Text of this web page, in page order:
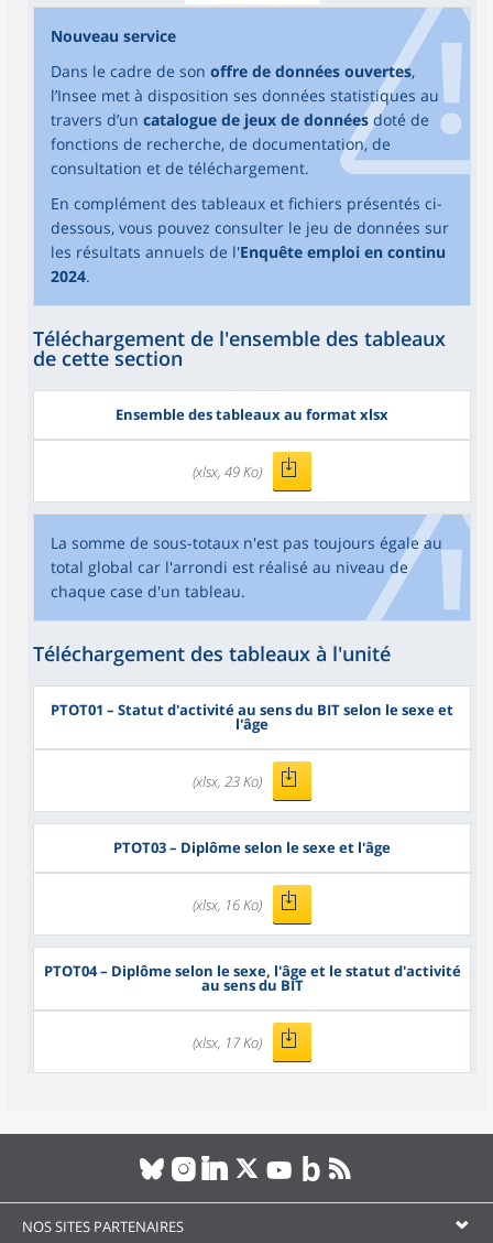
Nouveau service
Dans le cadre de son offre de données ouvertes,
l’Insee met à disposition ses données statistiques au
travers d’un catalogue de jeux de données doté de
fonctions de recherche, de documentation, de
consultation et de téléchargement.
En complément des tableaux et fichiers présentés ci-
dessous, vous pouvez consulter le jeu de données sur
les résultats annuels de l'Enquête emploi en continu
2024.
Téléchargement de l'ensemble des tableaux
de cette section
Ensemble des tableaux au format xlsx
(xlsx, 49 Ko)
La somme de sous-totaux n'est pas toujours égale au
total global car l'arrondi est réalisé au niveau de
chaque case d'un tableau.
Téléchargement des tableaux à l'unité
PTOT01 – Statut d'activité au sens du BIT selon le sexe et
l'âge
(xlsx, 23 Ko)
PTOT03– Diplôme selon le sexe et l'âge
(xlsx, 16 Ko)
PTOT04– Diplôme selon le sexe, l'âge et le statut d'activité
au sens du BIT
(xlsx, 17 Ko)
NOS SITES PARTENAIRES